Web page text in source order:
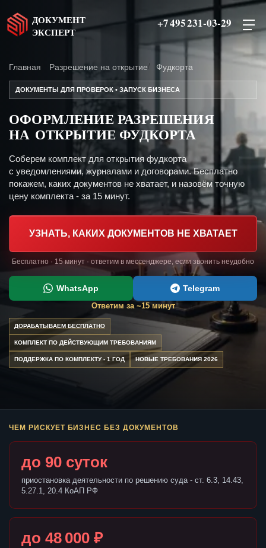
ДОКУМЕНТ
ЭКСПЕРТ
+7 495 231-03-29
Главная Разрешение на открытие Фудкорта
ДОКУМЕНТЫ ДЛЯ ПРОВЕРОК • ЗАПУСК БИЗНЕСА
ОФОРМЛЕНИЕ РАЗРЕШЕНИЯ
НА ОТКРЫТИЕ ФУДКОРТА
Соберем комплект для открытия фудкорта
с уведомлениями, журналами и договорами. Бесплатно
покажем, каких документов не хватает, и назовём точную
цену комплекта - за 15 минут.
УЗНАТЬ, КАКИХ ДОКУМЕНТОВ НЕ ХВАТАЕТ
Бесплатно · 15 минут · ответим в мессенджере, если звонить неудобно
WhatsApp Telegram
Ответим за ~15 минут
ДОРАБАТЫВАЕМ БЕСПЛАТНО
КОМПЛЕКТ ПО ДЕЙСТВУЮЩИМ ТРЕБОВАНИЯМ
ПОДДЕРЖКА ПО КОМПЛЕКТУ - 1 ГОД НОВЫЕ ТРЕБОВАНИЯ 2026
ЧЕМ РИСКУЕТ БИЗНЕС БЕЗ ДОКУМЕНТОВ
до 90 суток
приостановка деятельности по решению суда - ст. 6.3, 14.43,
5.27.1, 20.4 КоАП РФ
до 48 000 ₽